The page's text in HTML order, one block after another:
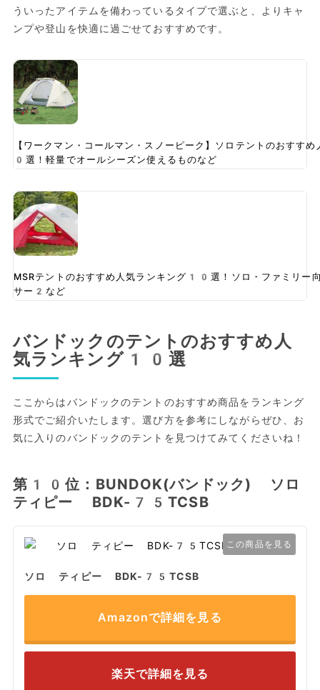
ういったアイテムを備わっているタイプで選ぶと、よりキャ
ンプや登山を快適に過ごせておすすめです。
【ワークマン・コールマン・スノーピーク】ソロテントのおすす
0選！軽量でオールシーズン使えるものなど
MSRテントのおすすめ人気ランキング10選！ソロ・ファミリー
サー2など
バンドックのテントのおすすめ人
気ランキング10選
ここからはバンドックのテントのおすすめ商品をランキング
形式でご紹介いたします。選び方を参考にしながらぜひ、お
気に入りのバンドックのテントを見つけてみてくださいね！
第10位：BUNDOK(バンドック) ソロ
ティピー BDK-75TCSB
この商品を見る
ソロ ティピー BDK-75TCSB
Amazonで詳細を見る
楽天で詳細を見る